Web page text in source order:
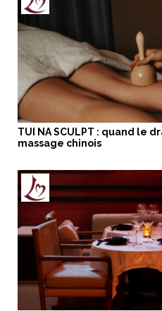
TUI NA SCULPT : quand le
massage chinois